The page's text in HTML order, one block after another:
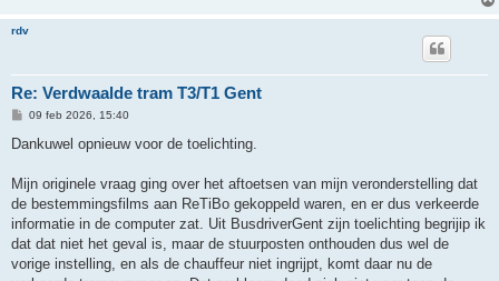
rdv
Re: Verdwaalde tram T3/T1 Gent
B
r
h
t
09 feb 2026, 15:40
Dankuwel opnieuw voor de toelichting.
Mijn originele vraag ging over het aftoetsen van mijn veronderstelling dat
de bestemmingsfilms aan ReTiBo gekoppeld waren, en er dus verkeerde
informatie in de computer zat. Uit BusdriverGent zijn toelichting begrijip ik
dat dat niet het geval is, maar de stuurposten onthouden dus wel de
vorige instelling, en als de chauffeur niet ingrijpt, komt daar nu de